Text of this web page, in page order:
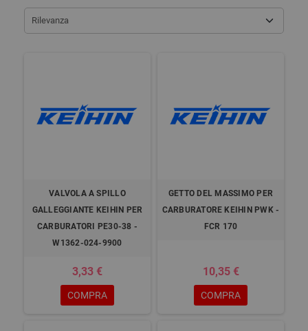
Rilevanza
VALVOLA A SPILLO
GALLEGGIANTE KEIHIN PER
CARBURATORI PE30-38 -
W1362-024-9900
3,33 €
COMPRA
GETTO DEL MASSIMO PER
CARBURATORE KEIHIN PWK -
FCR 170
10,35 €
COMPRA